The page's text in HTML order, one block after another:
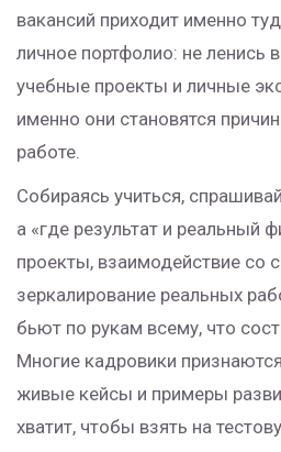
вакансий приходит именно
личное портфолио: не
учебные проекты и личные
именно они становятся
работе.
Собираясь учиться,
а «где результат и реальный
проекты, взаимодействие со
зеркалирование реальных
бьют по рукам всему, что
Многие кадровики
живые кейсы и примеры
хватит, чтобы взять на